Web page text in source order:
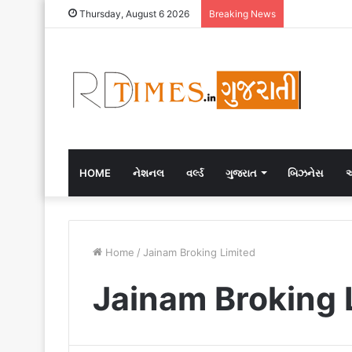
Thursday, August 6 2026 Breaking News
HOME નેશનલ વર્લ્ડ ગુજરાત બિઝનેસ
Home / Jainam Broking Limited
Jainam Broking